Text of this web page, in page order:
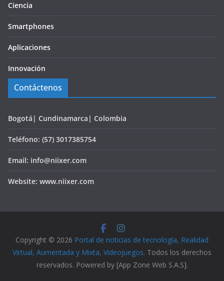
Ciencia
Smartphones
Aplicaciones
Innovación
Contáctenos
Bogotá| Cundinamarca| Colombia
Teléfono: (57) 3017385754
Email: info@niixer.com
Website: www.niixer.com
Copyright © 2026 Portal de noticias de tecnología, Realidad
Virtual, Aumentada y Mixta, Videojuegos. Todos los derechos
reservados. Powered by [App Zone Web S.A.S].